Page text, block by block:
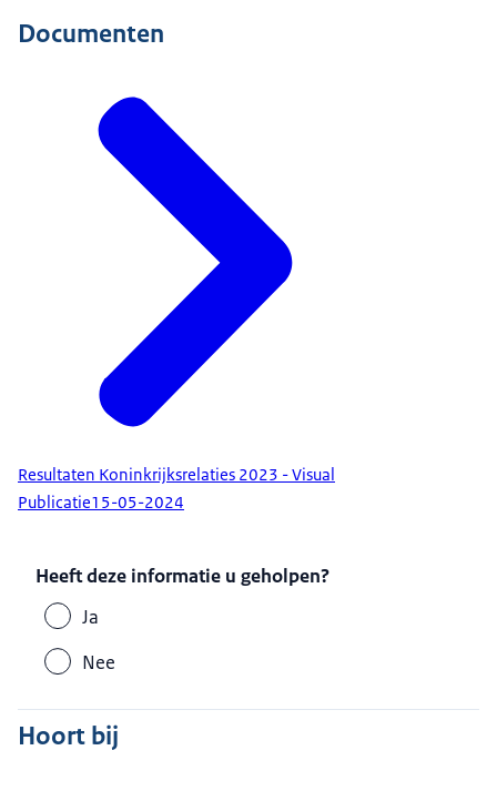
Documenten
Resultaten Koninkrijksrelaties 2023 - Visual
Publicatie15-05-2024
Heeft deze informatie u geholpen?
Ja
Nee
Hoort bij